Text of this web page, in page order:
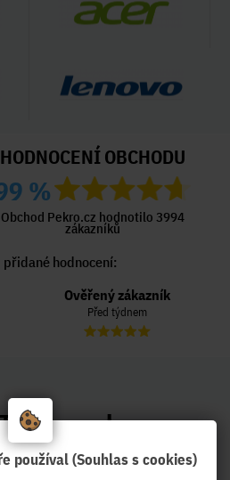
HODNOCENÍ OBCHODU
%
Obchod Pekro.cz hodnotilo 3994
zákazníků
přidané hodnocení:
Ověřený zákazník
Před týdnem
eshop, ale se
!
používal (Souhlas s cookies)